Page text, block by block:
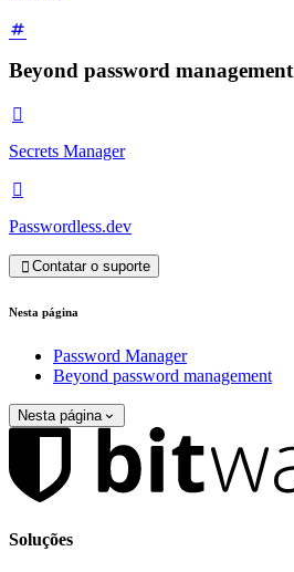
Beyond password management

Secrets Manager

Passwordless.dev
 Contatar o suporte
Nesta página
Password Manager
Beyond password management
Nesta página
Soluções